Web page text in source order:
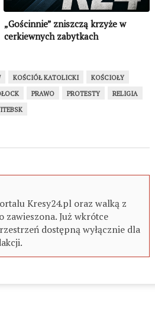
„Gościnnie” zniszczą krzyże w
cerkiewnych zabytkach
KOŚCIÓŁ KATOLICKI
KOŚCIOŁY
PRAWO PROTESTY
RELIGIA
Kresy24.pl oraz walką z
zawieszona. Już wkrótce
dostępną wyłącznie dla